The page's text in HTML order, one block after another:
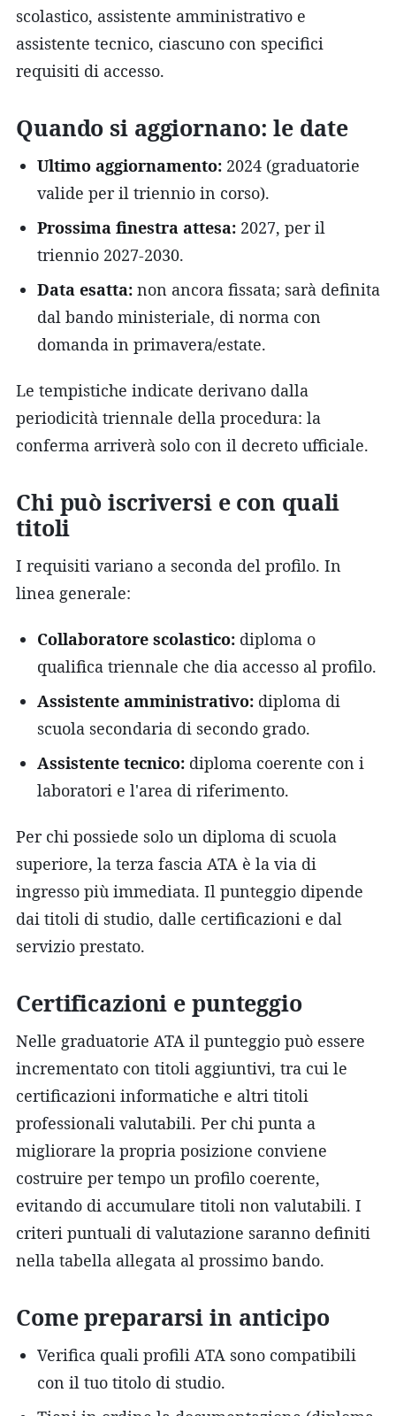
scolastico, assistente amministrativo e
assistente tecnico, ciascuno con specifici
requisiti di accesso.
Quando si aggiornano: le date
Ultimo aggiornamento: 2024 (graduatorie
valide per il triennio in corso).
Prossima finestra attesa: 2027, per il
triennio 2027-2030.
Data esatta: non ancora fissata; sarà definita
dal bando ministeriale, di norma con
domanda in primavera/estate.
Le tempistiche indicate derivano dalla
periodicità triennale della procedura: la
conferma arriverà solo con il decreto ufficiale.
Chi può iscriversi e con quali
titoli
I requisiti variano a seconda del profilo. In
linea generale:
Collaboratore scolastico: diploma o
qualifica triennale che dia accesso al profilo.
Assistente amministrativo: diploma di
scuola secondaria di secondo grado.
Assistente tecnico: diploma coerente con i
laboratori e l'area di riferimento.
Per chi possiede solo un diploma di scuola
superiore, la terza fascia ATA è la via di
ingresso più immediata. Il punteggio dipende
dai titoli di studio, dalle certificazioni e dal
servizio prestato.
Certificazioni e punteggio
Nelle graduatorie ATA il punteggio può essere
incrementato con titoli aggiuntivi, tra cui le
certificazioni informatiche e altri titoli
professionali valutabili. Per chi punta a
migliorare la propria posizione conviene
costruire per tempo un profilo coerente,
evitando di accumulare titoli non valutabili. I
criteri puntuali di valutazione saranno definiti
nella tabella allegata al prossimo bando.
Come prepararsi in anticipo
Verifica quali profili ATA sono compatibili
con il tuo titolo di studio.